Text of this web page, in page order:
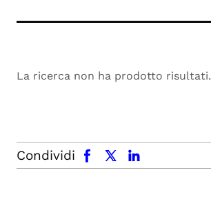
La ricerca non ha prodotto risultati.
Condividi
facebook x.com linkedin